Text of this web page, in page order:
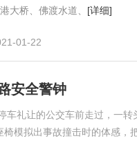
大桥、佛渡水道、 [详细]
01-22
安全警钟
车礼让的公交车前走过，一
模拟出事故撞击时的体感，